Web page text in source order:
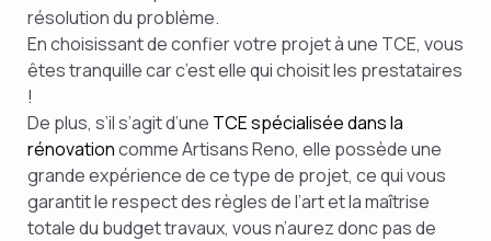
résolution du problème.
En choisissant de confier votre projet à une TCE, vous
êtes tranquille car c’est elle qui choisit les prestataires
!
De plus, s’il s’agit d’une TCE spécialisée dans la
rénovationcomme Artisans Reno, elle possède une
grande expérience de ce type de projet, ce qui vous
garantit le respect des règles de l’art et la maîtrise
totale du budget travaux, vous n’aurez donc pas de